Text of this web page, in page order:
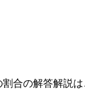
合の解答解説